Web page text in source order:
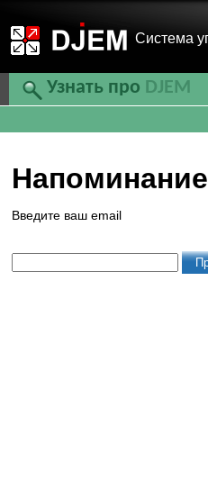
Cистема
Узнать про DJEM
Введите ваш email